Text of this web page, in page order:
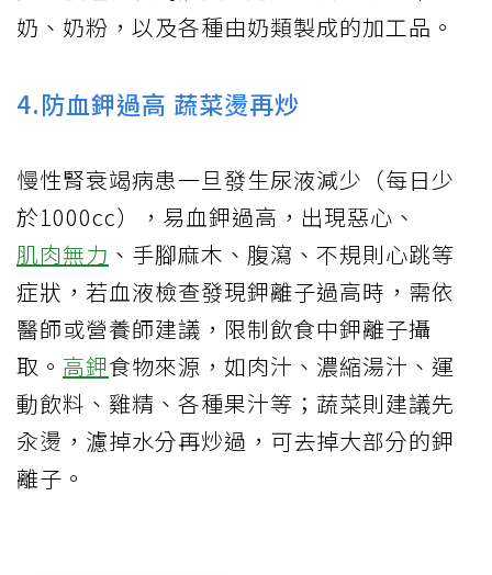
奶、奶粉，以及各種由奶類製成的加工品。
4.防血鉀過高 蔬菜燙再炒
慢性腎衰竭病患一旦發生尿液減少（每日少
於1000cc），易血鉀過高，出現惡心、
肌肉無力 、手腳麻木、腹瀉、不規則心跳等
症狀，若血液檢查發現鉀離子過高時，需依
醫師或營養師建議，限制飲食中鉀離子攝
取。 高鉀食物來源，如肉汁、濃縮湯汁、運
動飲料、雞精、各種果汁等；蔬菜則建議先
汆燙，濾掉水分再炒過，可去掉大部分的鉀
離子。